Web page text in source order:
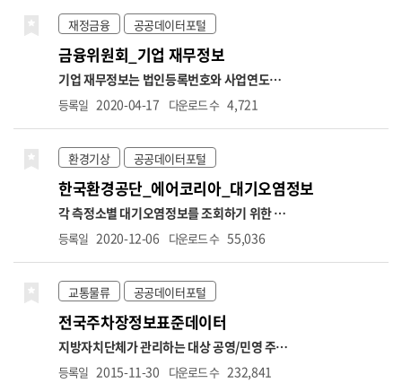
2022.7. ~ 2023.6. 5,530,000원
2023.7. ~ 2024.6. 5,900,000원
2024.7. ~ 2025.6. 6,170,000원
2025.7. ~ 2026.6. 6,370,000원○ 신규취득
교하므로 실제 취득자수와 상이할 수 있음(초일
취득이 아닌 경우 당월 미고지되면 다음 달 취득
자 수에 반영) ○ 상실가입자수 → 납부예외 포
함. ※해당 자료추출월과 익월을 비교하여 자료
추출월에는 고지가 있으나 익월에는 고지가 없
는 대상자에 대한 건수를 제공하므로 실제 상실
보,숙박시설정보,운동및오락시설정보,휴양및
문화시설정보,접객시설정보,지원시설정보,지
정일자,수용인원수,주차가능수,관광지소개,관
리기관전화번호,관리기관명
재정금융 공공데이터포털
금융위원회_기업 재무정보
기업 재무정보는 법인등록번호와 사업연도를
기준으로 기업의 재무제표 항목을 조회할 수 있
는 데이터입니다. 제공 항목에는 기업의 매출
재무정보뿐 아니라, 계정과목별 재무상태표와
손익계산서 항목이 포함됩니다. 데이터는 요약
재무제표 조회, 재무상태표 조회, 손익계산서
조회의 세 가지 오퍼레이션으로 구성되어 있으
며, 각 항목에 대해 전기·당기·전분기 등의 비
교 수치도 함께 제공됩니다. 본 데이터는 기업의
경영성과 분석, 재무 건전성 평가, 투자 위험 분
석, 기업 간 재무비교 등 다양한 금융 분석에 활
용될 수 있습니다. ※ 데이터 갱신주기는 일 1회
입니다. ※ 금융위원회의 모든 API는 데이터 보
유기관으로부터 데이터를 연계받아 수집 후 개
든 서비스는 실시간이 아니며, 데이터 갱신은 기
등록일 2020-04-17 다운로드 수 4,721
환경기상 공공데이터포털
한국환경공단_에어코리아_대기오염정보
각 측정소별 대기오염정보를 조회하기 위한 서
비스로 기간별, 시도별 대기오염 정보와 통합대
기환경지수 나쁨 이상 측정소 내역, 대기질(미
다. api 별 상세기능으로는 측정소별 실시간 측
정정보 조회, 통합대기환경지수 나쁨이상 측정
소 목록조회, 시도별 실시간 측정정보조회, 대
기질 예보통보 조회, 초미세먼지 주간예보 조회
의 기능으로 이루어져 있습니다. ※ 운영계정으
로 사용하고자 할 경우 "한국환경공단 에어코리
등록일 2020-12-06 다운로드 수 55,036
교통물류 공공데이터포털
전국주차장정보표준데이터
지방자치단체가 관리하는 대상 공영/민영 주차
장(노상, 노외, 부설) 정보(거주지우선주차지역
은 제외) * 항목명: 주차장관리번호,주차장명,
등록일 2015-11-30 다운로드 수 232,841